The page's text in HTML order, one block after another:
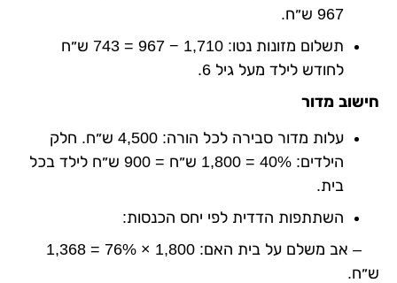
967 ש״ח.
תשלום מזונות נטו: 1,710 − 967 = 743 ש״ח
לחודש לילד מעל גיל 6.
חישוב מדור
עלות מדור סבירה לכל הורה: 4,500 ש״ח. חלק
הילדים: 40% = 1,800 ש״ח = 900 ש״ח לילד בכל
בית.
השתתפות הדדית לפי יחס הכנסות:
– אב משלם על בית האם: 1,800 × 76% = 1,368
ש״ח.